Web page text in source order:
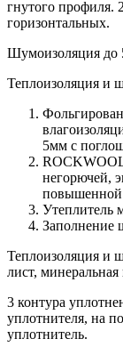
гнутого профиля.
горизонтальных.
Шумоизоляция до
Теплоизоляция и
5мм с
негорючей,
повышенной
Утеплитель
Заполнение
Теплоизоляция и
лист,
3 контура
уплотнителя, на
уплотнитель.